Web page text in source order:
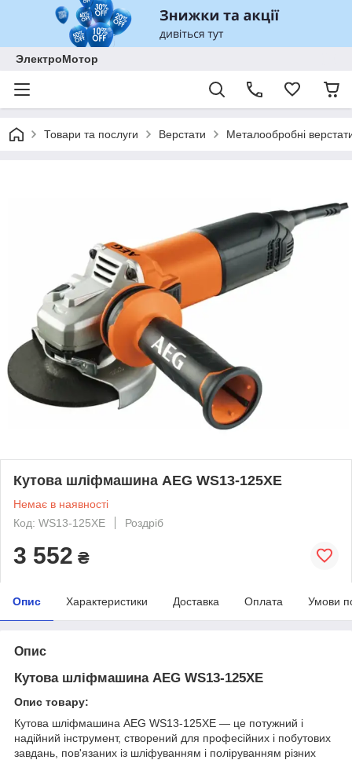
ЭлектроМотор
Товари та послуги Верстати Металообробні
Кутова шліфмашина AEG WS13-125XE
Немає в наявності
Код: WS13-125XE
Роздріб
3 552 ₴
Опис Характеристики Доставка Оплата Умови
Опис
Кутова шліфмашина AEG WS13-125XE
Опис товару:
Кутова шліфмашина AEG WS13-125XE — це потужний і
надійний інструмент, створений для професійних і побутових
завдань, пов'язаних із шліфуванням і поліруванням різних